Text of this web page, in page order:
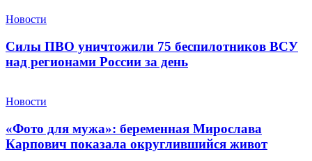
Новости
Силы ПВО уничтожили 75 беспилотников ВСУ
над регионами России за день
Новости
«Фото для мужа»: беременная Мирослава
Карпович показала округлившийся живот